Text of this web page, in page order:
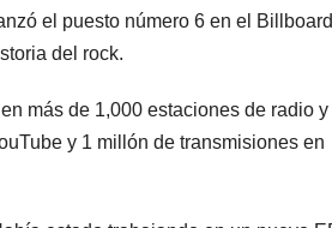
el puesto número 6 en el
del rock.
más de 1,000 estaciones de radio y
y 1 millón de transmisiones en